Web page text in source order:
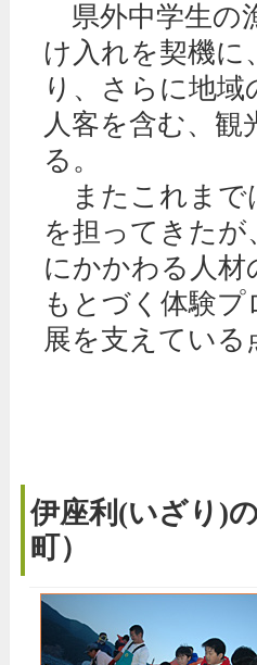
県外中学生の
け入れを契機に
り、さらに地
人客を含む、観
る。
またこれまで
を担ってきたが
にかかわる人
もとづく体験
展を支えてい
伊座利(いざり)
町）